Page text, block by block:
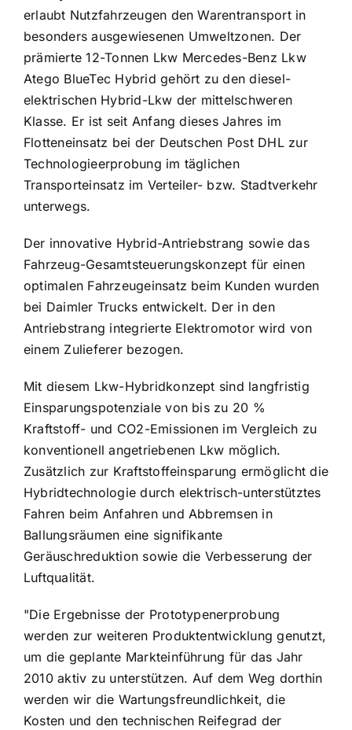
erlaubt Nutzfahrzeugen den Warentransport in
besonders ausgewiesenen Umweltzonen. Der
prämierte 12-Tonnen Lkw Mercedes-Benz Lkw
Atego BlueTec Hybrid gehört zu den diesel-
elektrischen Hybrid-Lkw der mittelschweren
Klasse. Er ist seit Anfang dieses Jahres im
Flotteneinsatz bei der Deutschen Post DHL zur
Technologieerprobung im täglichen
Transporteinsatz im Verteiler- bzw. Stadtverkehr
unterwegs.
Der innovative Hybrid-Antriebstrang sowie das
Fahrzeug-Gesamtsteuerungskonzept für einen
optimalen Fahrzeugeinsatz beim Kunden wurden
bei Daimler Trucks entwickelt. Der in den
Antriebstrang integrierte Elektromotor wird von
einem Zulieferer bezogen.
Mit diesem Lkw-Hybridkonzept sind langfristig
Einsparungspotenziale von bis zu 20 %
Kraftstoff- und CO2-Emissionen im Vergleich zu
konventionell angetriebenen Lkw möglich.
Zusätzlich zur Kraftstoffeinsparung ermöglicht die
Hybridtechnologie durch elektrisch-unterstütztes
Fahren beim Anfahren und Abbremsen in
Ballungsräumen eine signifikante
Geräuschreduktion sowie die Verbesserung der
Luftqualität.
"Die Ergebnisse der Prototypenerprobung
werden zur weiteren Produktentwicklung genutzt,
um die geplante Markteinführung für das Jahr
2010 aktiv zu unterstützen. Auf dem Weg dorthin
werden wir die Wartungsfreundlichkeit, die
Kosten und den technischen Reifegrad der